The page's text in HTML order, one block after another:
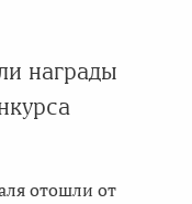
награды
отошли от